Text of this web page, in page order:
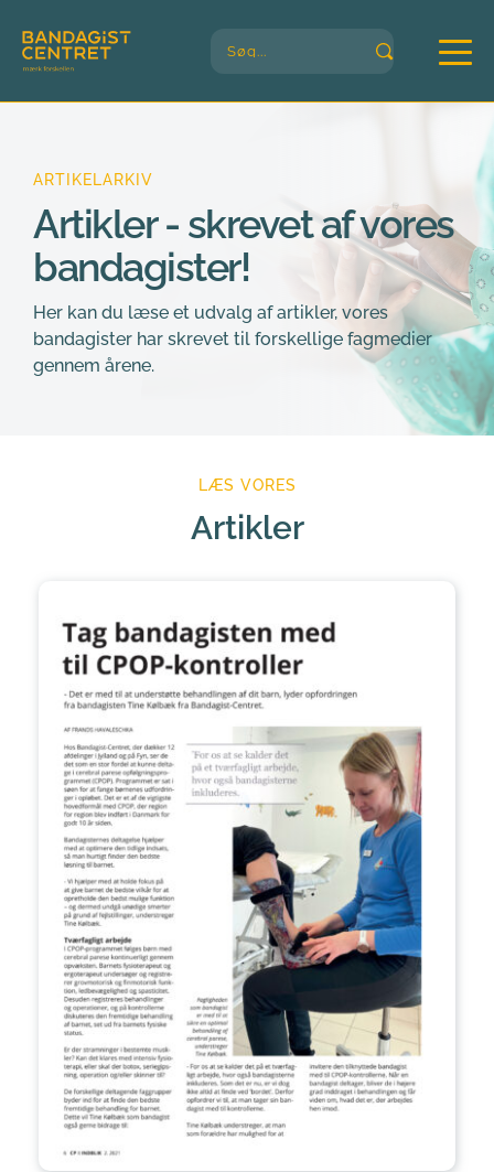
Søg...
ARTIKELARKIV
Artikler - skrevet af vores
bandagister!
Her kan du læse et udvalg af artikler, vores
bandagister har skrevet til forskellige fagmedier
gennem årene.
LÆS VORES
Artikler